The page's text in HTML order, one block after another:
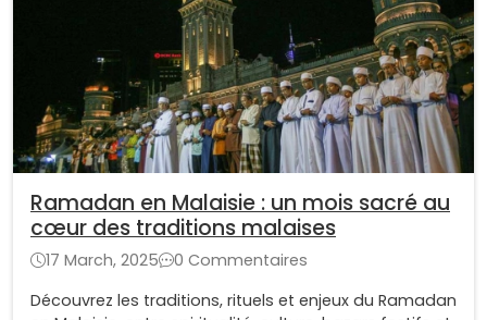
Ramadan en Malaisie : un mois sacré au
cœur des traditions malaises
17 March, 2025
0 Commentaires
Découvrez les traditions, rituels et enjeux du Ramadan